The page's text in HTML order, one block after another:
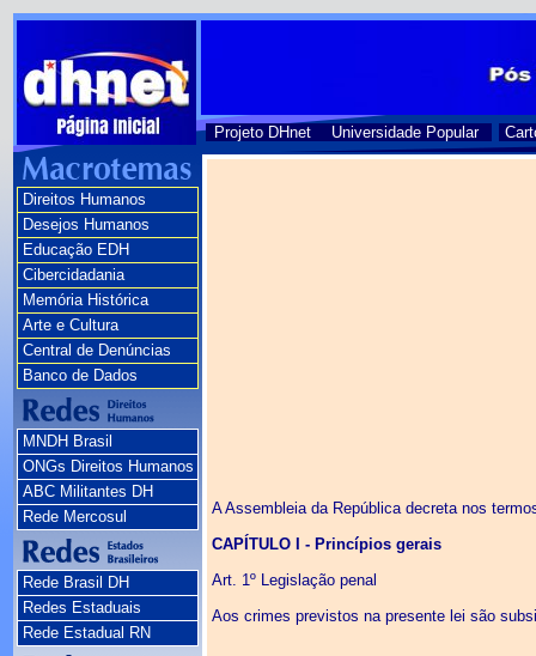
Projeto DHnet Universidade Popular
Direitos Humanos
Desejos Humanos
Educação EDH
Cibercidadania
Memória Histórica
Arte e Cultura
Central de Denúncias
Banco de Dados
MNDH Brasil
ONGs Direitos Humanos
ABC Militantes DH
Rede Mercosul
Rede Brasil DH
Redes Estaduais
Rede Estadual RN
A Assembleia da República decreta nos
CAPÍTULO I - Princípios gerais
Art. 1º Legislação penal
Aos crimes previstos na presente lei são